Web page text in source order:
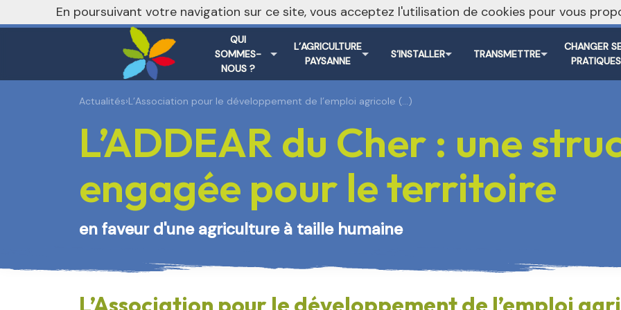
Vers le
QUI
SOMMES-
NOUS ?
L’AGRICULTURE
PAYSANNE
S’INSTALLER TRANSMETTRE
CHANGER
PRATIQUES
Actualités›L’Association pour le développement de l’emploi agricole (…)
L’ADDEAR du Cher : une
engagée pour le territoire
en faveur d'une agriculture à taille humaine
L’Association pour le développement de l’emploi
En poursuivant votre navigation sur ce site, vous acceptez l'utilisation de cookies pour vous